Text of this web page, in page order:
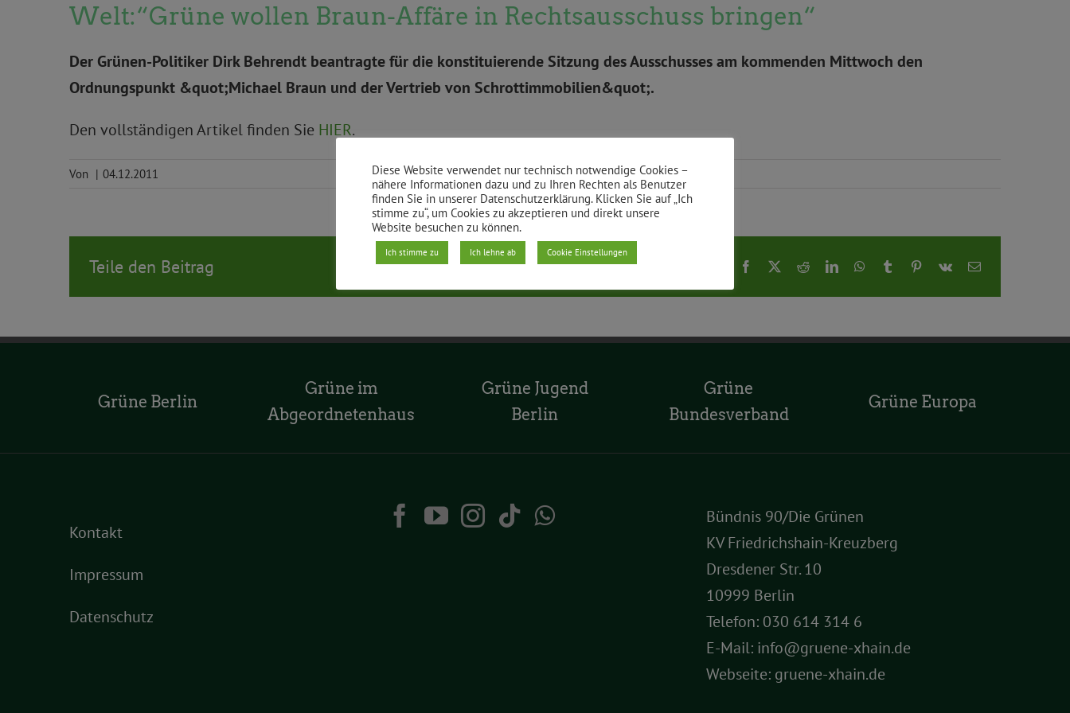
Welt:“Grüne wollen Braun-Affäre in Rechtsausschuss bringen“
Der Grünen-Politiker Dirk Behrendt beantragte für die konstituierende Sitzung des Ausschusses am kommenden Mittwoch den
Ordnungspunkt &quot;Michael Braun und der Vertrieb von Schrottimmobilien&quot;.
Den vollständigen Artikel finden Sie HIER.
Von | 04.12.2011
Teile den Beitrag Facebook RedditLinkedInWhatsApp
Tumblr Pinterest
Vk
E-
Grüne Berlin
Grüne im
Abgeordnetenhaus
Grüne Jugend
Berlin
Grüne
Bundesverband
Grüne Europa
Kontakt
Impressum
Datenschutz
Bündnis 90/Die Grünen
KV Friedrichshain-Kreuzberg
Dresdener Str. 10
10999 Berlin
Telefon: 030 614 314 6
E-Mail: info@gruene-xhain.de
Webseite: gruene-xhain.de
Diese Website verwendet nur technisch notwendige Cookies –
nähere Informationen dazu und zu Ihren Rechten als Benutzer
finden Sie in unserer Datenschutzerklärung. Klicken Sie auf „Ich
stimme zu“, um Cookies zu akzeptieren und direkt unsere
Website besuchen zu können.
Ich stimme zu Ich lehne ab Cookie Einstellungen